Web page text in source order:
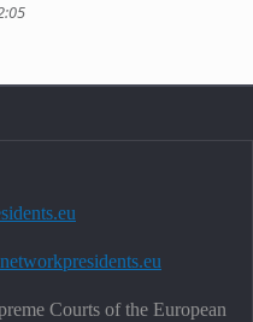
Courts of the European